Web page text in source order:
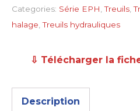
Categories: Série EPH ,Treuils ,
halage ,Treuils hydrauliques
⇩ Télécharger la
Description